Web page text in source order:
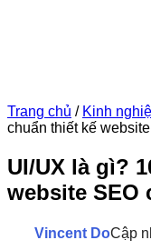
Trang chủ / Kinh
chuẩn thiết kế
UI/UX là gì?
website SEO
Vincent DoCập